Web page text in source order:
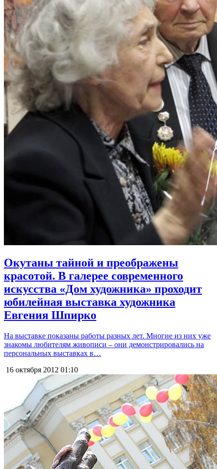
Окутаны тайной и преображены
красотой. В галерее современного
искусства «Дом художника» проходит
юбилейная выставка художника
Евгения Шпирко
На выставке показаны работы разных лет. Многие из них уже
знакомы любителям живописи – они демонстрировались на
персональных выставках в…
16 октября 2012 01:10